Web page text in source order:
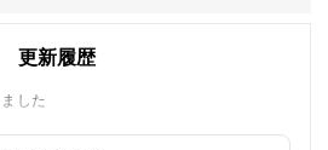
更新履歴
した